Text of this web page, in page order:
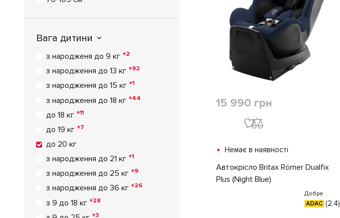
Вага дитини
з народженя до 9 кг +2
з народження до 13 кг +92
з народження до 15 кг +1
з народження до 18 кг +44
до 18 кг +11
до 19 кг +7
до 20 кг
з народження до 21 кг +1
з народження до 25 кг +9
з народження до 36 кг +26
з 9 до 18 кг +28
+3
15 990 грн
• Немає в наявності
Автокрiсло Britax Römer Dualfix
Plus (Night Blue)
Добре
ADAC (2.4)